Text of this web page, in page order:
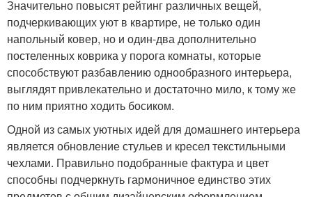
Значительно повысят рейтинг различных вещей,
подчеркивающих уют в квартире, не только один
напольный ковер, но и один-два дополнительно
постеленных коврика у порога комнаты, которые
способствуют разбавлению однообразного интерьера,
выглядят привлекательно и достаточно мило, к тому же
по ним приятно ходить босиком.
Одной из самых уютных идей для домашнего интерьера
является обновление стульев и кресел текстильными
чехлами. Правильно подобранные фактура и цвет
способны подчеркнуть гармоничное единство этих